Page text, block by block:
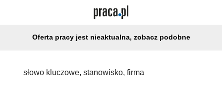
Oferta pracy jest nieaktualna, zobacz podobne